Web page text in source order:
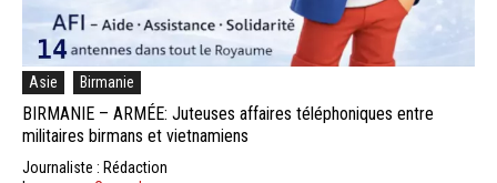
Asie Birmanie
BIRMANIE – ARMÉE: Juteuses affaires téléphoniques entre
militaires birmans et vietnamiens
Journaliste : Rédaction